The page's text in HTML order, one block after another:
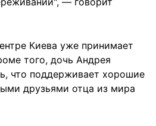
Киева уже принимает
того, дочь Андрея
что поддерживает хорошие
друзьями отца из мира